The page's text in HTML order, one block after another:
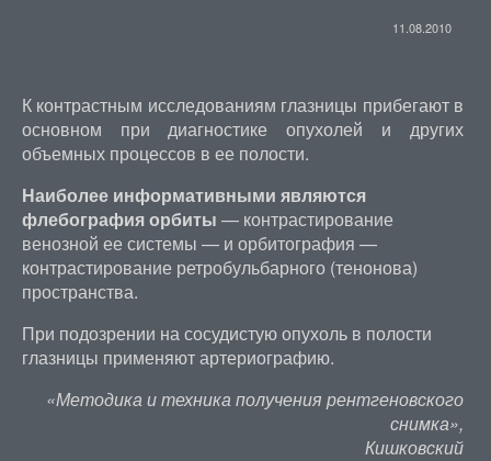
11.08.2010
К контрастным исследованиям глазницы прибегают в
основном при диагностике опухолей и других
объемных процессов в ее полости.
Наиболее информативными являются
флебография орбиты — контрастирование
венозной ее системы — и орбитография —
контрастирование ретробульбарного (тенонова)
пространства.
При подозрении на сосудистую опухоль в полости
глазницы применяют артериографию.
«Методика и техника получения рентгеновского
снимка»,
Кишковский